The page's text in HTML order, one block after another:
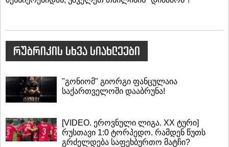
რუბრიკის სხვა სიახლეები
"გონიომ" გიორგი ფანცულაია
საქართველოში დააბრუნა!
[VIDEO. ეროვნული ლიგა. XX ტური]
რუსთავი 1:0 ტორპედო. რამდენ წუთს
გრძელდება საფეხბურთო მატჩი?